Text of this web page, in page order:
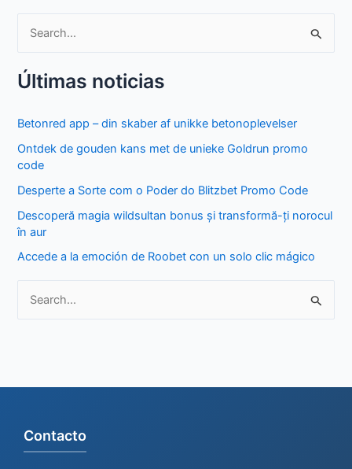
a
c
h
f
o
r
Últimas noticias
Betonred app – din skaber af unikke betonoplevelser
Ontdek de gouden kans met de unieke Goldrun promo
code
Desperte a Sorte com o Poder do Blitzbet Promo Code
Descoperă magia wildsultan bonus și transformă-ți norocul
în aur
Accede a la emoción de Roobet con un solo clic mágico
Contacto